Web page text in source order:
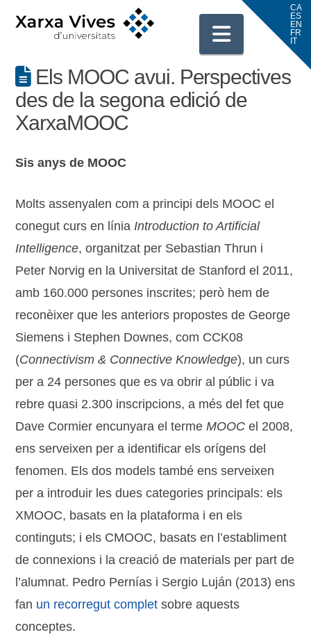
Els MOOC avui. Perspectives
des de la segona edició de
XarxaMOOC
Sis anys de MOOC
Molts assenyalen com a principi dels MOOC el
conegut curs en líniaIntroduction to Artificial
Intelligence, organitzat per Sebastian Thrun i
Peter Norvig en la Universitat de Stanford el 2011,
amb 160.000 persones inscrites; però hem de
reconèixer que les anteriors propostes de George
Siemens i Stephen Downes, com CCK08
(Connectivism & Connective Knowledge), un curs
per a 24 persones que es va obrir al públic i va
rebre quasi 2.300 inscripcions, a més del fet que
Dave Cormier encunyara el termeMOOC el 2008,
ens serveixen per a identificar els orígens del
fenomen. Els dos models també ens serveixen
per a introduir les dues categories principals: els
XMOOC, basats en la plataforma i en els
continguts; i els CMOOC, basats en l’establiment
de connexions i la creació de materials per part de
l’alumnat. Pedro Pernías i Sergio Luján (2013) ens
fan un recorregut complet sobre aquests
conceptes.